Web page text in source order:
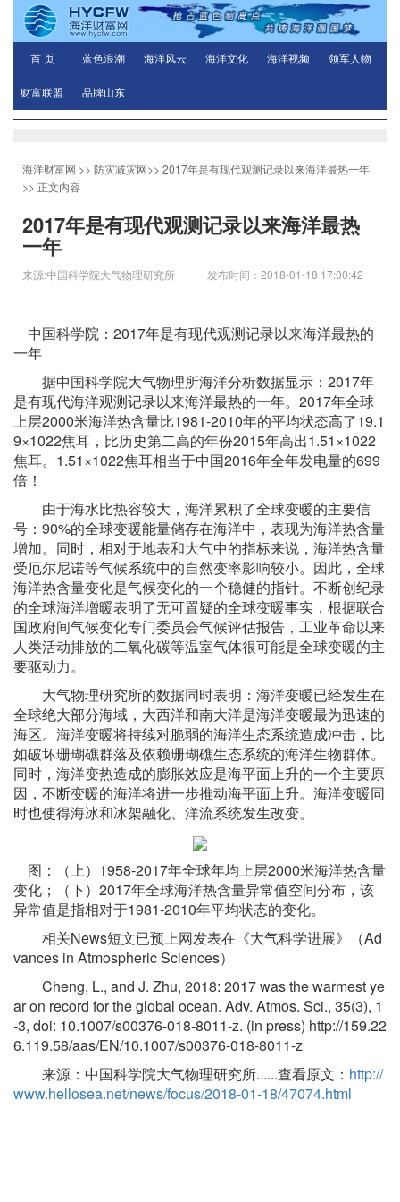
首 页 蓝色浪潮 海洋风云 海洋文化 海洋视频 领军人物
财富联盟 品牌山东
海洋财富网 >> 防灾减灾网>> 2017年是有现代观测记录以来海洋最热一年
>> 正文内容
2017年是有现代观测记录以来海洋最热
一年
来源:中国科学院大气物理研究所 发布时间：2018-01-18 17:00:42
中国科学院：2017年是有现代观测记录以来海洋最热的
一年
据中国科学院大气物理所海洋分析数据显示：2017年
是有现代海洋观测记录以来海洋最热的一年。2017年全球
上层2000米海洋热含量比1981-2010年的平均状态高了19.1
9×1022焦耳，比历史第二高的年份2015年高出1.51×1022
焦耳。1.51×1022焦耳相当于中国2016年全年发电量的699
倍！
由于海水比热容较大，海洋累积了全球变暖的主要信
号：90%的全球变暖能量储存在海洋中，表现为海洋热含量
增加。同时，相对于地表和大气中的指标来说，海洋热含量
受厄尔尼诺等气候系统中的自然变率影响较小。因此，全球
海洋热含量变化是气候变化的一个稳健的指针。不断创纪录
的全球海洋增暖表明了无可置疑的全球变暖事实，根据联合
国政府间气候变化专门委员会气候评估报告，工业革命以来
人类活动排放的二氧化碳等温室气体很可能是全球变暖的主
要驱动力。
大气物理研究所的数据同时表明：海洋变暖已经发生在
全球绝大部分海域，大西洋和南大洋是海洋变暖最为迅速的
海区。海洋变暖将持续对脆弱的海洋生态系统造成冲击，比
如破坏珊瑚礁群落及依赖珊瑚礁生态系统的海洋生物群体。
同时，海洋变热造成的膨胀效应是海平面上升的一个主要原
因，不断变暖的海洋将进一步推动海平面上升。海洋变暖同
时也使得海冰和冰架融化、洋流系统发生改变。
图：（上）1958-2017年全球年均上层2000米海洋热含量
变化；（下）2017年全球海洋热含量异常值空间分布，该
异常值是指相对于1981-2010年平均状态的变化。
相关News短文已预上网发表在《大气科学进展》（Ad
vances in Atmospheric Sciences）
Cheng, L., and J. Zhu, 2018: 2017 was the warmest ye
ar on record for the global ocean. Adv. Atmos. Sci., 35(3), 1
-3, doi: 10.1007/s00376-018-8011-z. (in press) http://159.22
6.119.58/aas/EN/10.1007/s00376-018-8011-z
来源：中国科学院大气物理研究所......查看原文： http://
www.hellosea.net/news/focus/2018-01-18/47074.html